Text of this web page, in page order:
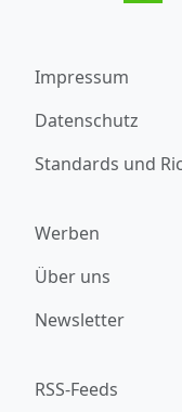
Impressum
Datenschutz
Standards und
Werben
Über uns
Newsletter
RSS-Feeds